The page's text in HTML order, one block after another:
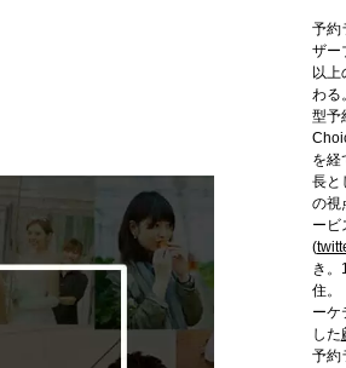
予約
ザー
以上
わる
型予
を経
長と
の視
ービ
(
き。
住。
ーケ
した
予約